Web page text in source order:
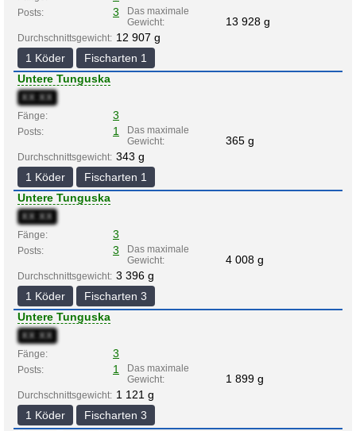
Posts: 3
Das maximale
Gewicht:
13 928 g
Durchschnittsgewicht: 12 907 g
1 Köder
Fischarten 1
Untere Tunguska
XX:XX
Fänge:
3
Posts: 1
Das maximale
Gewicht:
365 g
Durchschnittsgewicht: 343 g
1 Köder
Fischarten 1
Untere Tunguska
XX:XX
Fänge:
3
Posts: 3
Das maximale
Gewicht:
4 008 g
Durchschnittsgewicht: 3 396 g
1 Köder
Fischarten 3
Untere Tunguska
XX:XX
Fänge:
3
Posts: 1
Das maximale
Gewicht:
1 899 g
Durchschnittsgewicht: 1 121 g
1 Köder
Fischarten 3